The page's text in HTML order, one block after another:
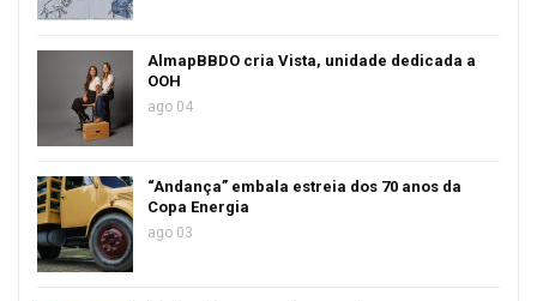
AlmapBBDO cria Vista, unidade dedicada a
OOH
ago 04
“Andança” embala estreia dos 70 anos da
Copa Energia
ago 03